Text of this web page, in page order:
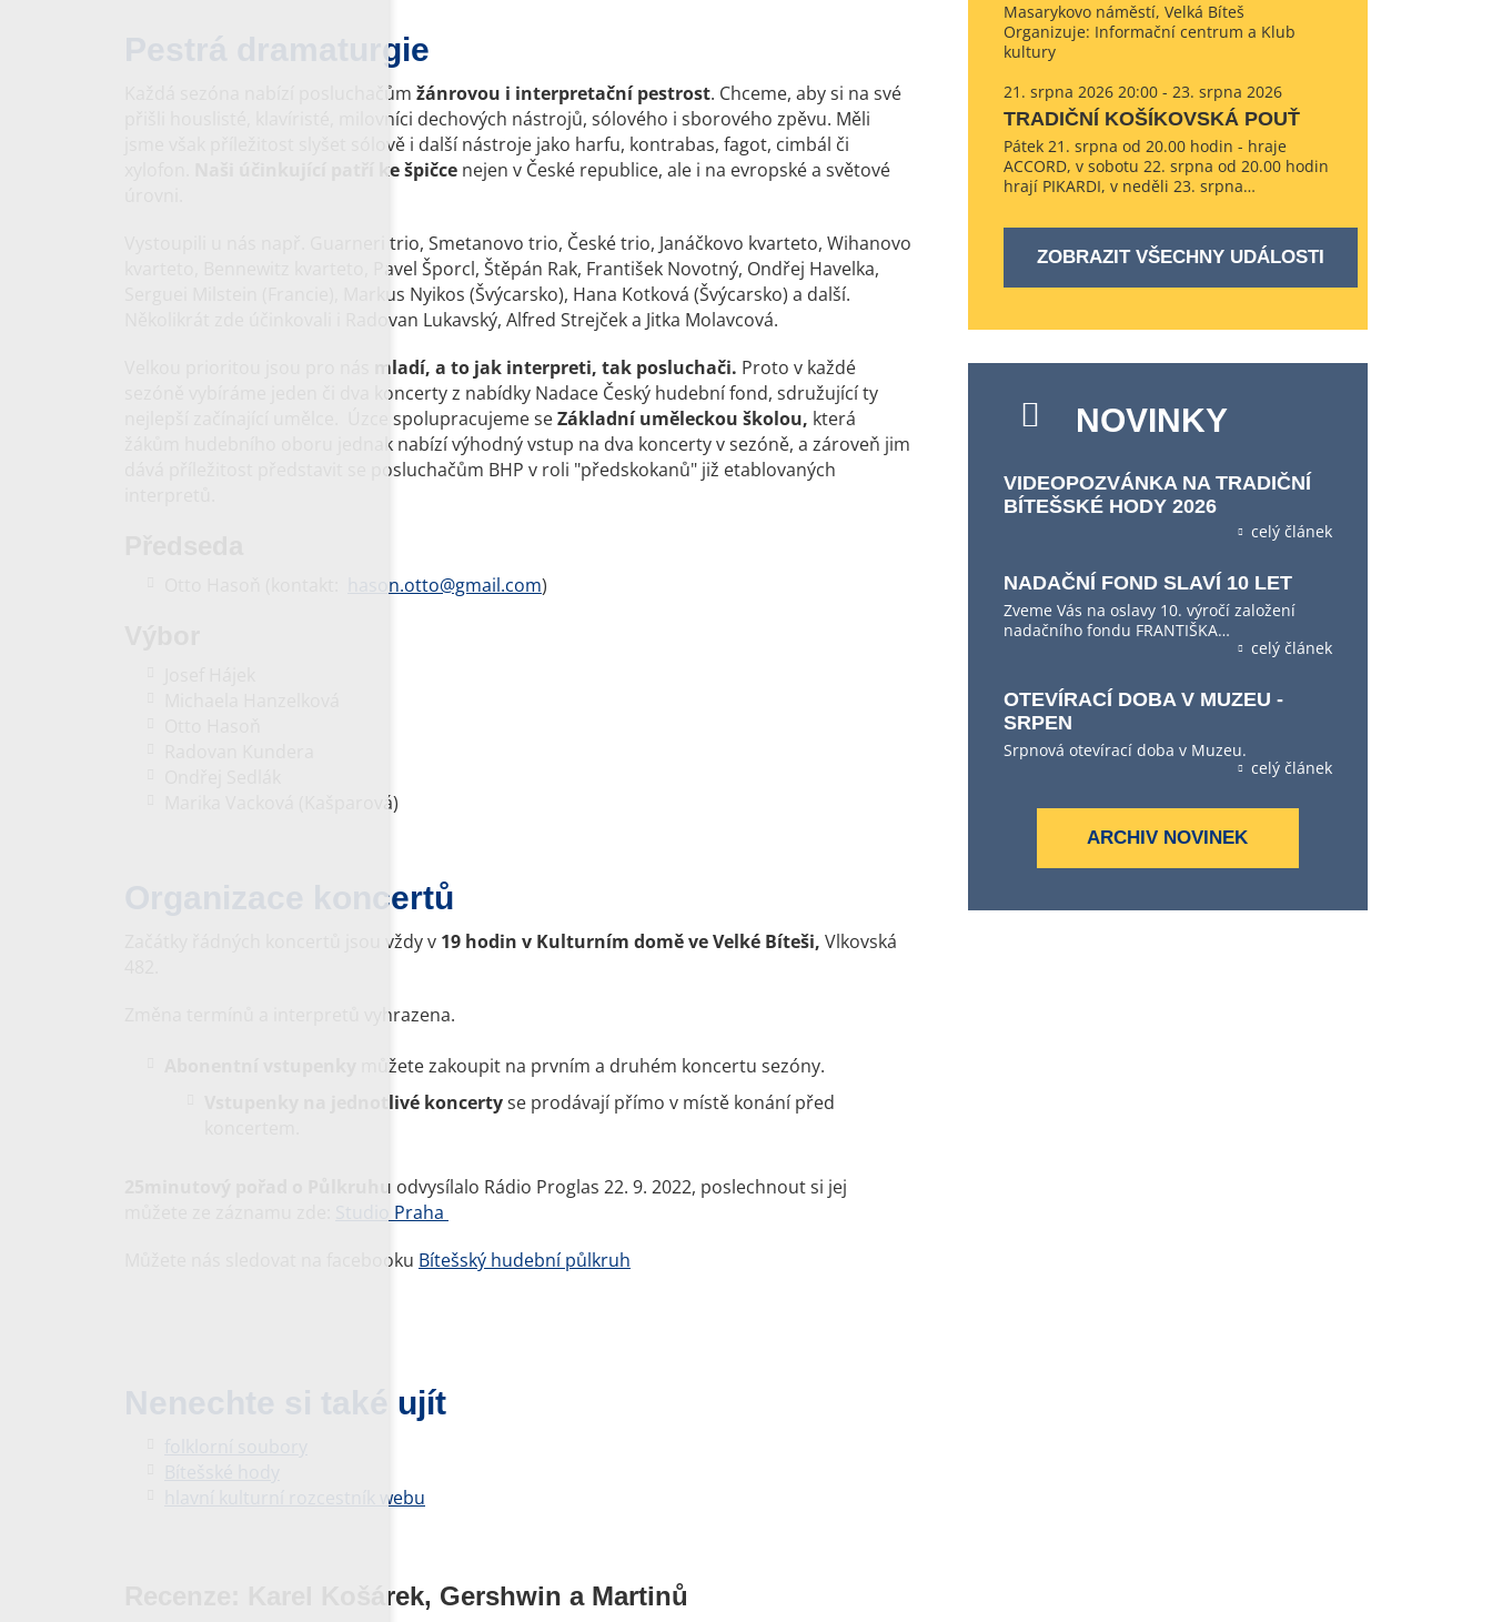
Pestrá dramaturgie
Každá sezóna nabízí posluchačům žánrovou i interpretační pestrost. Chceme, aby si na své
přišli houslisté, klavíristé, milovníci dechových nástrojů, sólového i sborového zpěvu. Měli
jsme však příležitost slyšet sólově i další nástroje jako harfu, kontrabas, fagot, cimbál či
Naši účinkující patří ke špičce nejen v České republice, ale i na evropské a světové
Vystoupili u nás např. Guarneri trio, Smetanovo trio, České trio, Janáčkovo kvarteto, Wihanovo
kvarteto, Bennewitz kvarteto, Pavel Šporcl, Štěpán Rak, František Novotný, Ondřej Havelka,
Serguei Milstein (Francie), Markus Nyikos (Švýcarsko), Hana Kotková (Švýcarsko) a další.
Několikrát zde účinkovali i Radovan Lukavský, Alfred Strejček a Jitka Molavcová.
mladí, a to jak interpreti, tak posluchači. Proto v každé
sezóně vybíráme jeden či dva koncerty z nabídky Nadace Český hudební fond, sdružující ty
nejlepší začínající umělce. Úzce spolupracujeme seZákladní uměleckou školou, která
žákům hudebního oboru jednak nabízí výhodný vstup na dva koncerty v sezóně, a zároveň jim
dává příležitost představit se posluchačům BHP v roli "předskokanů" již etablovaných
hason.otto@gmail.com)
Marika Vacková (Kašparová)
Organizace koncertů
Začátky řádných koncertů jsou vždy v 19 hodin v Kulturním domě ve Velké Bíteši, Vlkovská
Změna termínů a interpretů vyhrazena.
můžete zakoupit na prvním a druhém koncertu sezóny.
Vstupenky na jednotlivé koncertyse prodávají přímo v místě konání před
25minutový pořad o Půlkruhu odvysílalo Rádio Proglas 22. 9. 2022, poslechnout si jej
Studio Praha
Můžete nás sledovat na facebooku Bítešský hudební půlkruh
Nenechte si také ujít
hlavní kulturní rozcestník webu
Recenze: Karel Košárek, Gershwin a Martinů
Masarykovo náměstí, Velká Bíteš
Organizuje: Informační centrum a Klub
kultury
21. srpna 2026 20:00 - 23. srpna 2026
TRADIČNÍ KOŠÍKOVSKÁ POUŤ
Pátek 21. srpna od 20.00 hodin - hraje
ACCORD, v sobotu 22. srpna od 20.00 hodin
hrají PIKARDI, v neděli 23. srpna…
ZOBRAZIT VŠECHNY UDÁLOSTI
NOVINKY
VIDEOPOZVÁNKA NA TRADIČNÍ
BÍTEŠSKÉ HODY 2026
celý článek
NADAČNÍ FOND SLAVÍ 10 LET
Zveme Vás na oslavy 10. výročí založení
nadačního fondu FRANTIŠKA…
celý článek
OTEVÍRACÍ DOBA V MUZEU -
SRPEN
Srpnová otevírací doba v Muzeu.
celý článek
ARCHIV NOVINEK